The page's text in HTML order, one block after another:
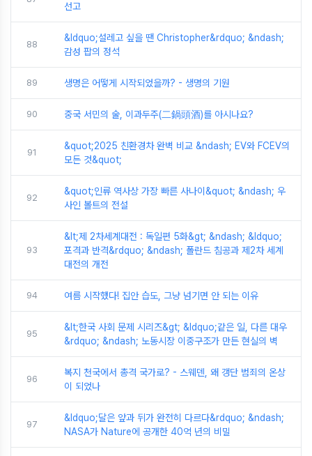
선고
88
&ldquo;설레고 싶을 땐 Christopher&rdquo; &ndash;
감성 팝의 정석
89 생명은 어떻게 시작되었을까? - 생명의 기원
90 중국 서민의 술, 이과두주(二鍋頭酒)를 아시나요?
91
&quot;2025 친환경차 완벽 비교 &ndash; EV와 FCEV의
모든 것&quot;
92
&quot;인류 역사상 가장 빠른 사나이&quot; &ndash; 우
사인 볼트의 전설
93
&lt;제 2차세계대전 : 독일편 5화&gt; &ndash; &ldquo;
포격과 반격&rdquo; &ndash; 폴란드 침공과 제2차 세계
대전의 개전
94 여름 시작했다! 집안 습도, 그냥 넘기면 안 되는 이유
95
&lt;한국 사회 문제 시리즈&gt; &ldquo;같은 일, 다른 대우
&rdquo; &ndash; 노동시장 이중구조가 만든 현실의 벽
96
복지 천국에서 총격 국가로? - 스웨덴, 왜 갱단 범죄의 온상
이 되었나
97
&ldquo;달은 앞과 뒤가 완전히 다르다&rdquo; &ndash;
NASA가 Nature에 공개한 40억 년의 비밀